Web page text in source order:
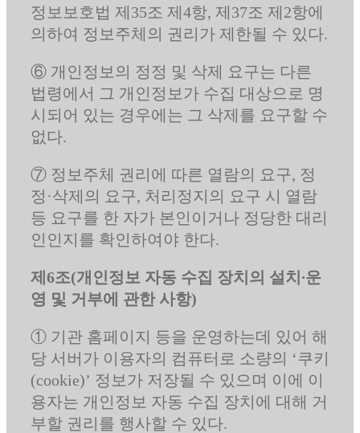
정보보호법 제35조 제4항, 제37조 제2항에
의하여 정보주체의 권리가 제한될 수 있다.
⑥ 개인정보의 정정 및 삭제 요구는 다른
법령에서 그 개인정보가 수집 대상으로 명
시되어 있는 경우에는 그 삭제를 요구할 수
없다.
⑦ 정보주체 권리에 따른 열람의 요구, 정
정·삭제의 요구, 처리정지의 요구 시 열람
등 요구를 한 자가 본인이거나 정당한 대리
인인지를 확인하여야 한다.
제6조(개인정보 자동 수집 장치의 설치∙운
영 및 거부에 관한 사항)
① 기관 홈페이지 등을 운영하는데 있어 해
당 서버가 이용자의 컴퓨터로 소량의 ‘쿠키
(cookie)’ 정보가 저장될 수 있으며 이에 이
용자는 개인정보 자동 수집 장치에 대해 거
부할 권리를 행사할 수 있다.